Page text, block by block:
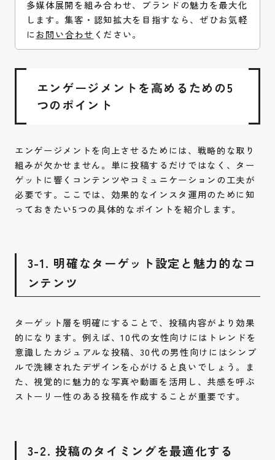
多媒体展開を組み合わせ、ブランドの魅力を最大化
します。集客・認知拡大を目指すなら、ぜひお気軽
にお問い合わせ ください。
エンゲージメントを高めるための5
つのポイント
エンゲージメントを向上させるためには、戦略的な取り
組みが欠かせません。単に投稿するだけではなく、ター
ゲットに響くコンテンツやコミュニケーションの工夫が
必要です。ここでは、効果的なインスタ運用のために知
っておきたい5つの具体的なポイントを紹介します。
3-1. 明確なターゲット設定と魅力的なコ
ンテンツ
ターゲット層を明確にすることで、投稿内容がより効果
的になります。例えば、10代の女性向けにはトレンドを
意識したカジュアルな投稿、30代の男性向けにはシンプ
ルで洗練されたデザインを心がけると良いでしょう。ま
た、視覚的に魅力的な写真や動画を活用し、共感を呼ぶ
ストーリー性のある投稿を作成することが重要です。
3-2. 投稿のタイミングを最適化する